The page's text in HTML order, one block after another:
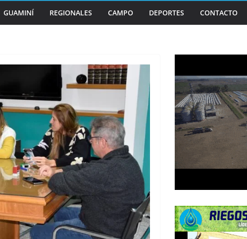
GUAMINÍ REGIONALES CAMPO DEPORTES CONTACTO